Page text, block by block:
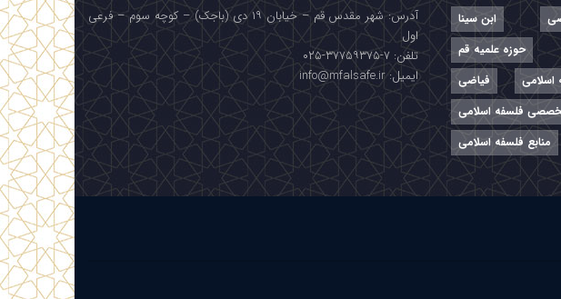
ابن سینا
حوزه علمیه قم
اسلامی
فیاضی
فلسفه اسلامی
منابع فلسفه اسلامی
آدرس: شهر مقدس قم – خیابان ۱۹ دی (باجک) – کوچه سوم – فرعی
اول
تلفن: ۷-۳۷۷۵۹۳۷۵-۰۲۵
ایمیل: info@mfalsafe.ir